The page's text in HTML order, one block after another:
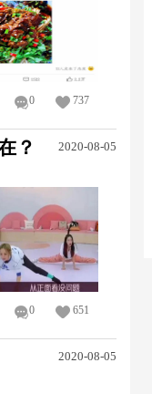
0 737
？ 2020-08-05
0 651
2020-08-05